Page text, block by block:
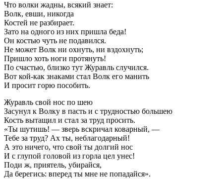
Что волки жадны, всякий знает:
Волк, евши, никогда
Костей не разбирает.
Зато на одного из них пришла беда!
Он костью чуть не подавился.
Не может Волк ни охнуть, ни вздохнуть;
Пришло хоть ноги протянуть!
По счастью, близко тут Журавль случился.
Вот кой-как знаками стал Волк его манить
И просит горю пособить.
Журавль свой нос по шею
Засунул к Волку в пасть и с трудностью большею
Кость вытащил и стал за труд просить.
«Ты шутишь! — зверь вскричал коварный, —
Тебе за труд? Ах ты, неблагодарный!
А это ничего, что свой ты долгий нос
И с глупой головой из горла цел унес!
Поди ж, приятель, убирайся,
Да берегись: вперед ты мне не попадайся».